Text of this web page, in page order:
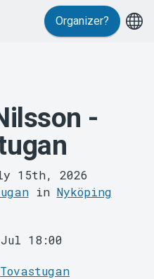
Organizer?
-
15th, 2026
in Nyköping
18:00
Tovastugan